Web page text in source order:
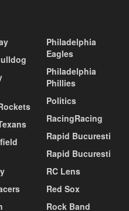
Philadelphia
Eagles
Philadelphia
Phillies
Politics
RacingRacing
Rapid Bucuresti
Rapid Bucuresti
RC Lens
Red Sox
Rock Band